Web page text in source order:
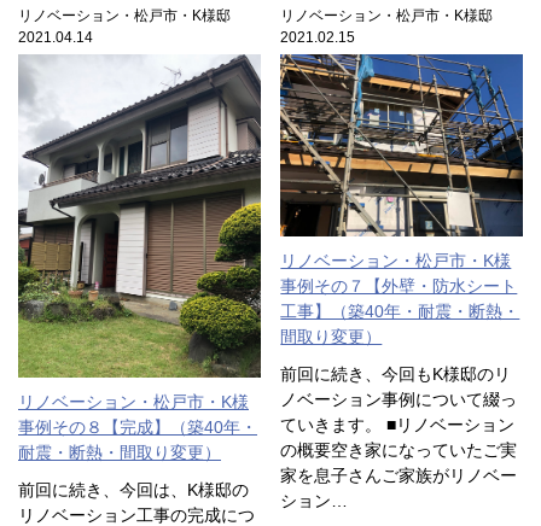
リノベーション・松戸市・K様邸
2021.04.14
リノベーション・松戸市・K様
事例その８【完成】（築40年・
耐震・断熱・間取り変更）
前回に続き、今回は、K様邸の
リノベーション工事の完成につ
リノベーション・松戸市・K様邸
2021.02.15
リノベーション・松戸市・K様
事例その７【外壁・防水シート
工事】（築40年・耐震・断熱・
間取り変更）
前回に続き、今回もK様邸のリ
ノベーション事例について綴っ
ていきます。 ■リノベーション
の概要空き家になっていたご実
家を息子さんご家族がリノベー
ション…